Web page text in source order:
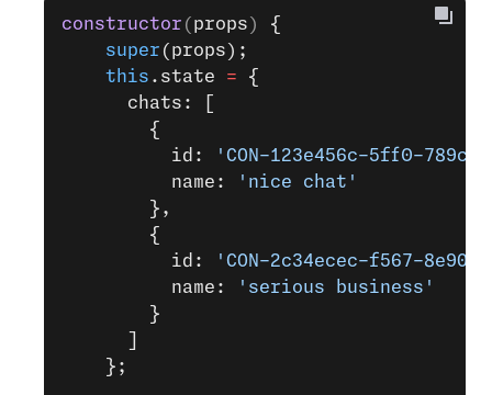
constructor ( props ) {
    super
(props);
    this
.state = {
      chats: [
        {
          id:
'CON-123e456c-5ff0-789c-
          name:
'nice chat'
        },
        {
          id:
'CON-2c34ecec-f567-8e90-
          name:
'serious business'
        }
    };